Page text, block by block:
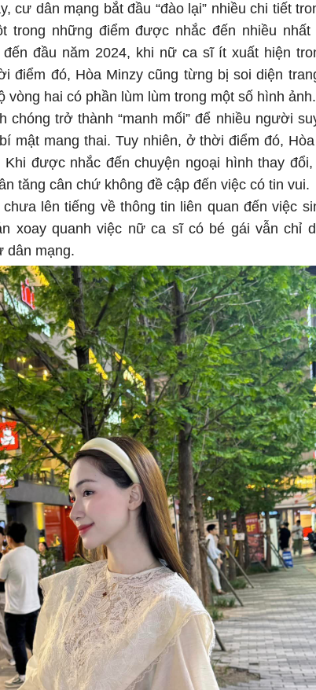
cư dân mạng bắt đầu “đào lại” nhiều chi tiết
trong những điểm được nhắc đến nhiều nhất
đầu năm 2024, khi nữ ca sĩ ít xuất hiện
điểm đó, Hòa Minzy cũng từng bị soi diện
vòng hai có phần lùm lùm trong một số hình ảnh.
chóng trở thành “manh mối” để nhiều người
mật mang thai. Tuy nhiên, ở thời điểm đó,
Khi được nhắc đến chuyện ngoại hình thay
tăng cân chứ không đề cập đến việc có tin vui.
lên tiếng về thông tin liên quan đến việc
xoay quanh việc nữ ca sĩ có bé gái vẫn chỉ
dân mạng.